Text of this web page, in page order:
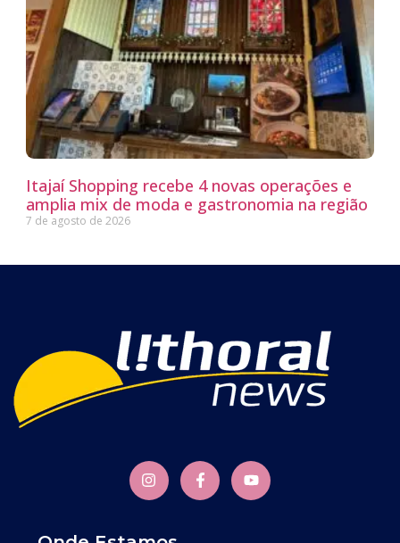
Itajaí Shopping recebe 4 novas operações e
amplia mix de moda e gastronomia na região
7 de agosto de 2026